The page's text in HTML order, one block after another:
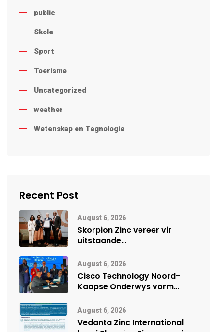
public
Skole
Sport
Toerisme
Uncategorized
weather
Wetenskap en Tegnologie
Recent Post
August 6, 2026
Skorpion Zinc vereer vir
uitstaande
Namibië Mynbou Ekspo
August 6, 2026
Cisco Technology Noord-
Kaapse Onderwys vorm
vennootskap
August 6, 2026
Vedanta Zinc International